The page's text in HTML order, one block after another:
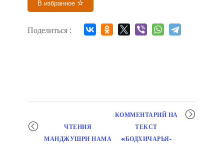
В избранное
Поделиться :
Мероприятие
навигация
ЧТЕНИЯ
МАНДЖУШРИ НАМА
КОММЕНТАРИЙ НА
ТЕКСТ
«БОДХИЧАРЬЯ-